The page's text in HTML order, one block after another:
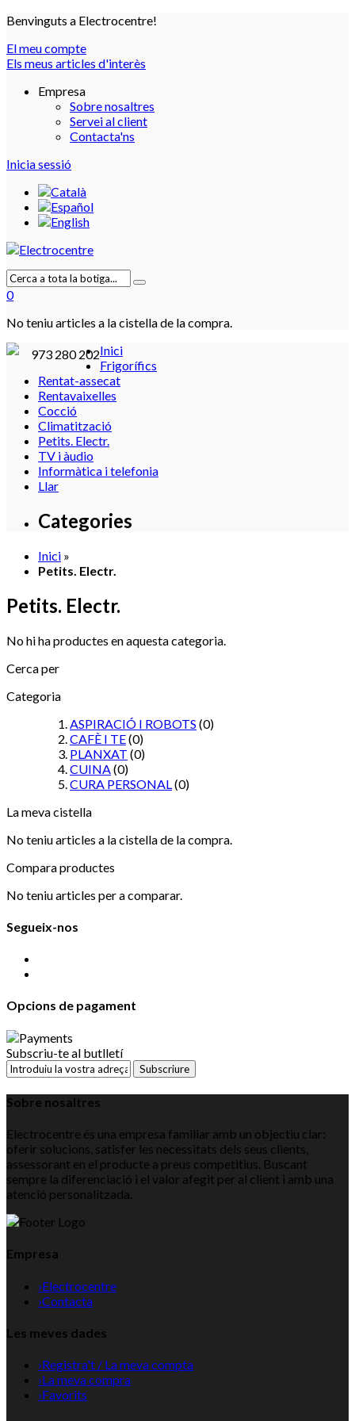
Benvinguts a Electrocentre!
El meu compte
Els meus articles d'interès
Empresa
Sobre nosaltres
Servei al client
Contacta'ns
Inicia sessió
0
No teniu articles a la cistella de la compra.
973 280 202Inici
Frigorífics
Rentat-assecat
Rentavaixelles
Cocció
Climatització
Petits. Electr.
TV i àudio
Informàtica i telefonia
Llar
Categories
Inici »
Petits. Electr.
Petits. Electr.
No hi ha productes en aquesta categoria.
Cerca per
Categoria
ASPIRACIÓ I ROBOTS (0)
CAFÈ I TE(0)
PLANXAT (0)
CUINA (0)
CURA PERSONAL (0)
La meva cistella
No teniu articles a la cistella de la compra.
Compara productes
No teniu articles per a comparar.
Segueix-nos
Opcions de pagament
Subscriu-te al butlletí
Subscriure
Sobre nosaltres
Electrocentre és una empresa familiar amb un objectiu clar:
oferir solucions, satisfer les necessitats dels seus clients,
assessorant en el producte a preus competitius. Buscant
sempre la diferenciació i el valor afegit per al client i amb una
atenció personalitzada.
Empresa
›Electrocentre
›Contacta
Les meves dades
›Registra't / La meva compta
›La meva compra
›Favorits